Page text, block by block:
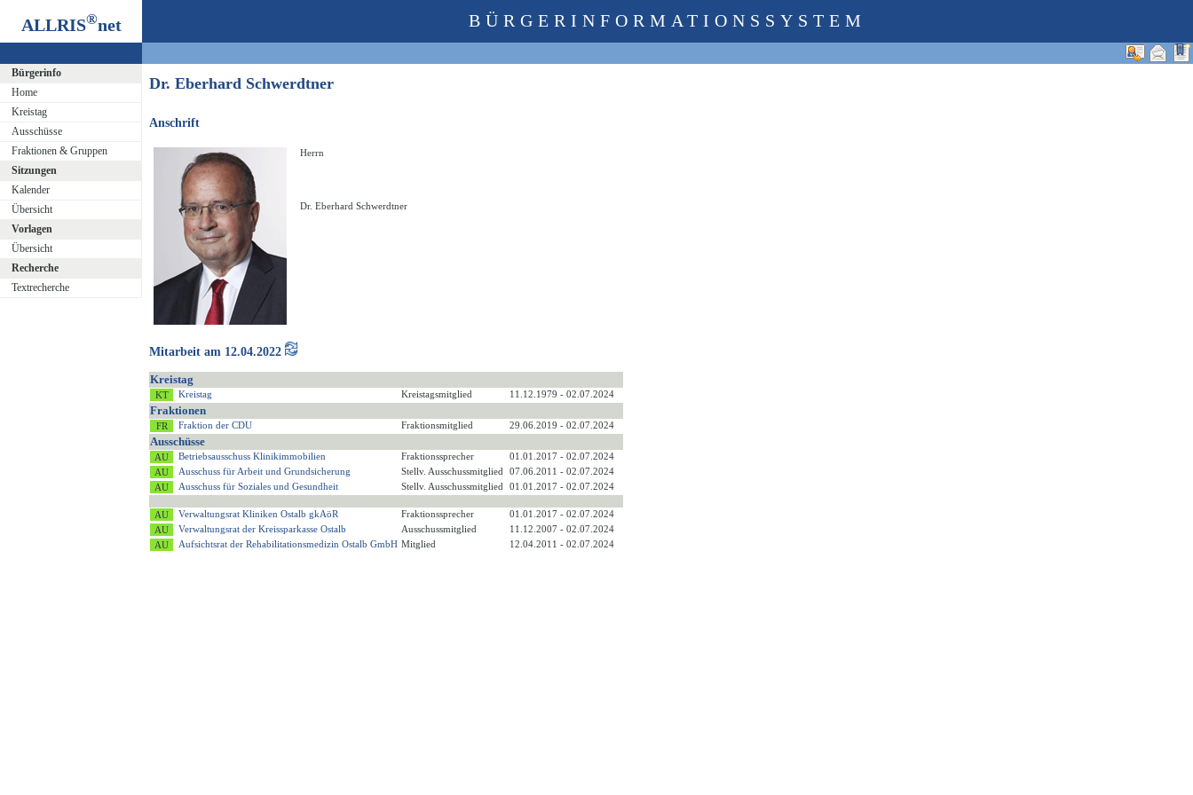
ALLRIS®net
Bürgerinfo
Home
Kreistag
Ausschüsse
Fraktionen & Gruppen
Sitzungen
Kalender
Übersicht
Vorlagen
Übersicht
Recherche
Textrecherche
BÜRGERINFORMATIONSSYSTEM
Dr. Eberhard Schwerdtner
Anschrift
Herrn
Dr. Eberhard Schwerdtner
Mitarbeit am 12.04.2022
Kreistag
Kreistag Kreistagsmitglied 11.12.1979 - 02.07.2024
Fraktionen
Fraktion der CDU Fraktionsmitglied 29.06.2019 - 02.07.2024
Ausschüsse
Betriebsausschuss Klinikimmobilien Fraktionssprecher
01.01.2017 - 02.07.2024
Ausschuss für Arbeit und Grundsicherung
Stellv. Ausschussmitglied
07.06.2011 - 02.07.2024
Ausschuss für Soziales und Gesundheit
Stellv. Ausschussmitglied 01.01.2017 - 02.07.2024
Verwaltungsrat Kliniken Ostalb gkAöR Fraktionssprecher
01.01.2017 - 02.07.2024
Verwaltungsrat der Kreissparkasse Ostalb
Ausschussmitglied
11.12.2007 - 02.07.2024
Aufsichtsrat der Rehabilitationsmedizin Ostalb GmbH Mitglied 12.04.2011 - 02.07.2024